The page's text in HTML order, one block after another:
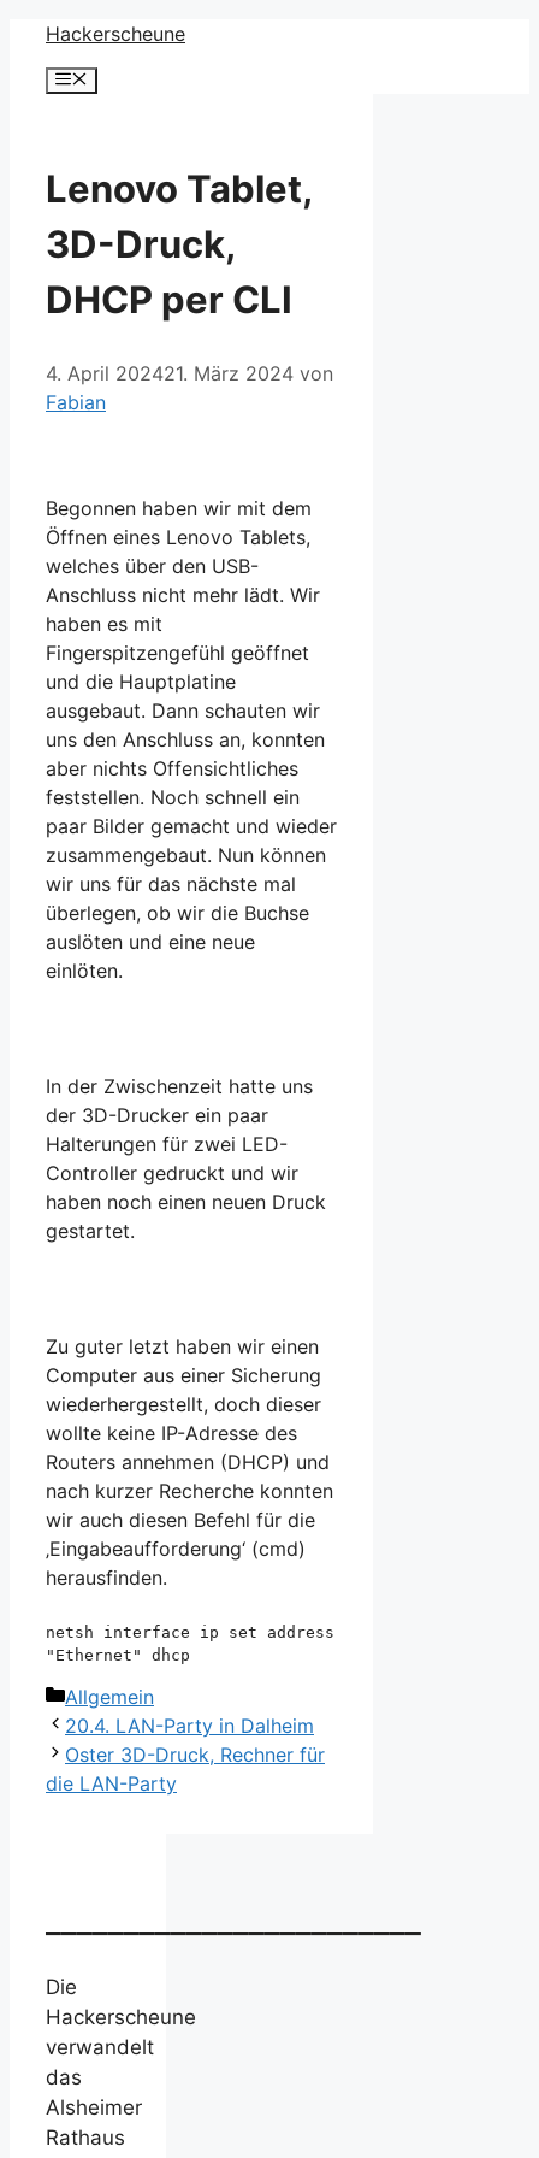
Zum
Inhalt
springen
Hackerscheune
Menü
Lenovo Tablet,
3D-Druck,
DHCP per CLI
4. April 202421. März 2024 von
Fabian
Begonnen haben wir mit dem
Öffnen eines Lenovo Tablets,
welches über den USB-
Anschluss nicht mehr lädt. Wir
haben es mit
Fingerspitzengefühl geöffnet
und die Hauptplatine
ausgebaut. Dann schauten wir
uns den Anschluss an, konnten
aber nichts Offensichtliches
feststellen. Noch schnell ein
paar Bilder gemacht und wieder
zusammengebaut. Nun können
wir uns für das nächste mal
überlegen, ob wir die Buchse
auslöten und eine neue
einlöten.
In der Zwischenzeit hatte uns
der 3D-Drucker ein paar
Halterungen für zwei LED-
Controller gedruckt und wir
haben noch einen neuen Druck
gestartet.
Zu guter letzt haben wir einen
Computer aus einer Sicherung
wiederhergestellt, doch dieser
wollte keine IP-Adresse des
Routers annehmen (DHCP) und
nach kurzer Recherche konnten
wir auch diesen Befehl für die
‚Eingabeaufforderung‘ (cmd)
herausfinden.
netsh interface ip set address
"Ethernet" dhcp
Kategorien
Allgemein
20.4. LAN-Party in Dalheim
Oster 3D-Druck, Rechner für
die LAN-Party
Die
Hackerscheune
verwandelt
das
Alsheimer
Rathaus